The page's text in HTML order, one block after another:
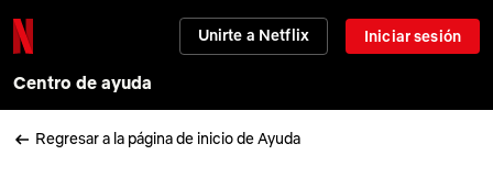
Unirte a Netflix Iniciar sesión
Centro de ayuda
Regresar a la página de inicio de Ayuda